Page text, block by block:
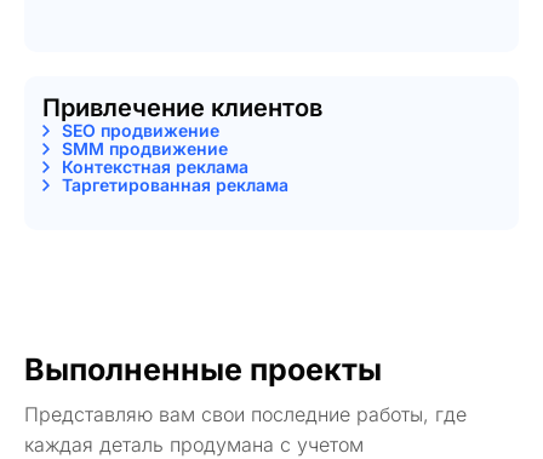
Привлечение клиентов
SEO продвижение
SMM продвижение
Контекстная реклама
Таргетированная реклама
Выполненные проекты
Представляю вам свои последние работы, где
каждая деталь продумана с учетом